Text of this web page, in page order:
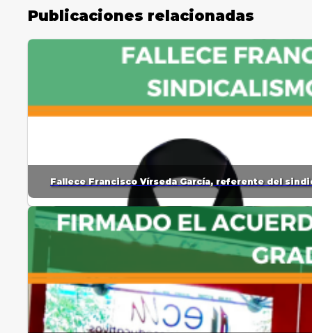
Publicaciones relacionadas
Fallece Francisco Vírseda García, referente del